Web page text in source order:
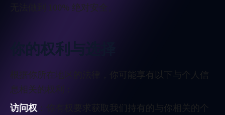
无法做到 100% 绝对安全。
你的权利与选择
根据你所在地区的法律，你可能享有以下与个人信
息相关的权利：
访问权：你有权要求获取我们持有的与你相关的个